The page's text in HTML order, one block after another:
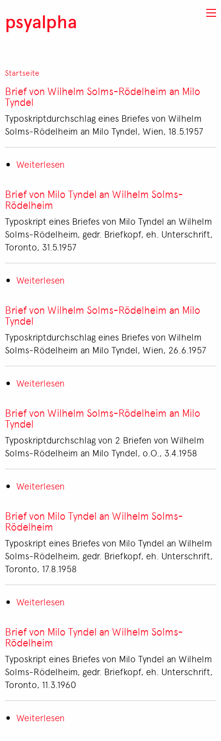
psyalpha
Pfadnavigation
Startseite
Brief von Wilhelm Solms-Rödelheim an Milo
Tyndel
Typoskriptdurchschlag eines Briefes von Wilhelm
Solms-Rödelheim an Milo Tyndel, Wien, 18.5.1957
Weiterlesen
von
Wilhelm
Solms-
Rödelheim
an
Milo
Tyndel
Brief von Milo Tyndel an Wilhelm Solms-
Rödelheim
Typoskript eines Briefes von Milo Tyndel an Wilhelm
Solms-Rödelheim, gedr. Briefkopf, eh. Unterschrift,
Toronto, 31.5.1957
Weiterlesen
von
Tyndel
an
Wilhelm
Solms-
Brief von Wilhelm Solms-Rödelheim an Milo
Tyndel
Typoskriptdurchschlag eines Briefes von Wilhelm
Solms-Rödelheim an Milo Tyndel, Wien, 26.6.1957
Weiterlesen
von
Solms-
Rödelheim
an
Milo
Brief von Wilhelm Solms-Rödelheim an Milo
Tyndel
Typoskriptdurchschlag von 2 Briefen von Wilhelm
Solms-Rödelheim an Milo Tyndel, o.O., 3.4.1958
Weiterlesen
von
Wilhelm
Solms-
Rödelheim
an
Milo
Tyndel
Brief von Milo Tyndel an Wilhelm Solms-
Rödelheim
Typoskript eines Briefes von Milo Tyndel an Wilhelm
Solms-Rödelheim, gedr. Briefkopf, eh. Unterschrift,
Toronto, 17.8.1958
Weiterlesen
von
Milo
Tyndel
an
Wilhelm
Solms-
Rödelheim
Brief von Milo Tyndel an Wilhelm Solms-
Rödelheim
Typoskript eines Briefes von Milo Tyndel an Wilhelm
Solms-Rödelheim, gedr. Briefkopf, eh. Unterschrift,
Toronto, 11.3.1960
Weiterlesen